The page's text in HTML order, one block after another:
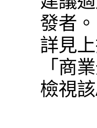
發者。
詳見
「商
檢視